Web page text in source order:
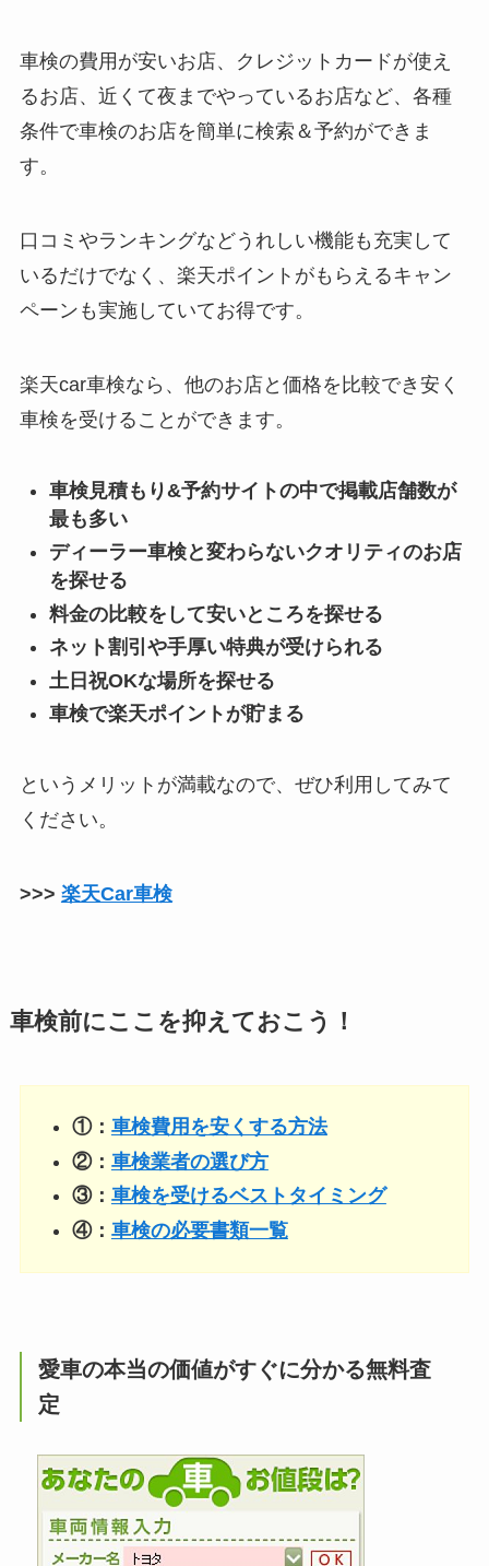
車検の費用が安いお店、クレジットカードが使え
るお店、近くて夜までやっているお店など、各種
条件で車検のお店を簡単に検索＆予約ができま
す。
口コミやランキングなどうれしい機能も充実して
いるだけでなく、楽天ポイントがもらえるキャン
ペーンも実施していてお得です。
楽天car車検なら、他のお店と価格を比較でき安く
車検を受けることができます。
車検見積もり&予約サイトの中で掲載店舗数が
最も多い
ディーラー車検と変わらないクオリティのお店
を探せる
料金の比較をして安いところを探せる
ネット割引や手厚い特典が受けられる
土日祝OKな場所を探せる
車検で楽天ポイントが貯まる
というメリットが満載なので、ぜひ利用してみて
ください。
>>> 楽天Car車検
車検前にここを抑えておこう！
①： 車検費用を安くする方法
②： 車検業者の選び方
③： 車検を受けるベストタイミング
④： 車検の必要書類一覧
愛車の本当の価値がすぐに分かる無料査
定